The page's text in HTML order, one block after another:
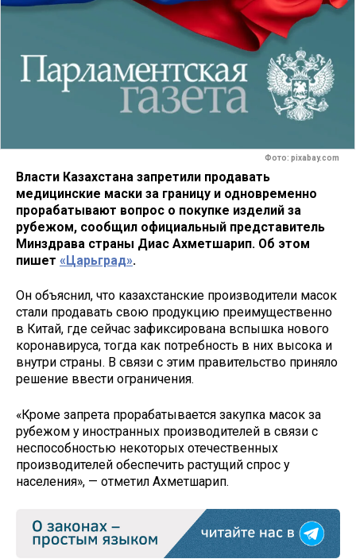
Фото: pixabay.com
Власти Казахстана запретили продавать
медицинские маски за границу и одновременно
прорабатывают вопрос о покупке изделий за
рубежом, сообщил официальный представитель
Минздрава страны Диас Ахметшарип. Об этом
пишет «Царьград».
Он объяснил, что казахстанские производители масок
стали продавать свою продукцию преимущественно
в Китай, где сейчас зафиксирована вспышка нового
коронавируса, тогда как потребность в них высока и
внутри страны. В связи с этим правительство приняло
решение ввести ограничения.
«Кроме запрета прорабатывается закупка масок за
рубежом у иностранных производителей в связи с
неспособностью некоторых отечественных
производителей обеспечить растущий спрос у
населения», — отметил Ахметшарип.